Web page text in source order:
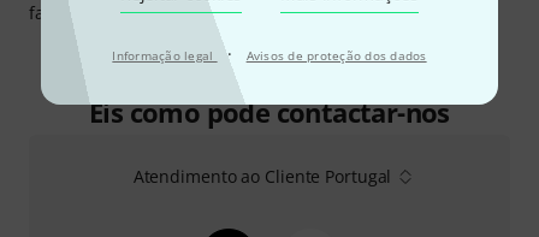
Informação legal · Avisos de proteção dos dados
fabricante emhttp://www.hidersine.com
Eis como pode contactar-nos
Atendimento ao Cliente Portugal